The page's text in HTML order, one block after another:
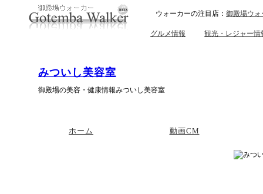
ウォーカーの注目店： 御殿場ウ
グルメ情報 観光・レジャー情
みついし美容室
御殿場の美容・健康情報みついし美容室
ホーム 動画CM